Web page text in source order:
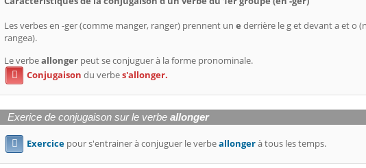
Les verbes en -ger (comme manger, ranger) prennent une derrière le g et devant a et o
rangea).
Le verbeallonger peut se conjuguer à la forme pronominale.
 Conjugaison du verbes'allonger.
Exerice de conjugaison sur le verbeallonger
 Exercice pour s'entrainer à conjuguer le verbeallongerà tous les temps.